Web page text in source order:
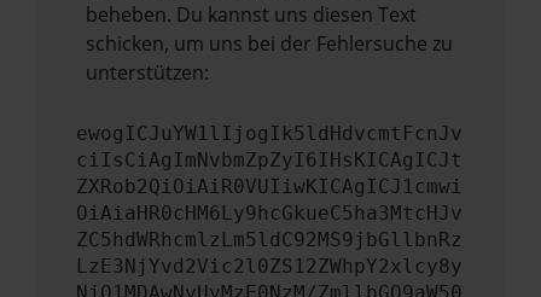
beheben. Du kannst uns diesen Text
schicken, um uns bei der Fehlersuche zu
unterstützen:
ewogICJuYW1lIjogIk5ldHdvcmtFcnJv
ciIsCiAgImNvbmZpZyI6IHsKICAgICJt
ZXRob2QiOiAiR0VUIiwKICAgICJ1cmwi
OiAiaHR0cHM6Ly9hcGkueC5ha3MtcHJv
ZC5hdWRhcmlzLm5ldC92MS9jbGllbnRz
LzE3NjYvd2Vic2l0ZS12ZWhpY2xlcy8y